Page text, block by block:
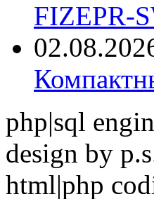
FIZEPR-
php|sql
design by
html|php